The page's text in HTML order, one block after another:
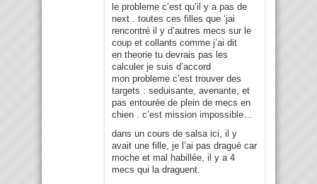
le probleme c’est qu’il y a pas de
next . toutes ces filles que ‘jai
rencontré il y d’autres mecs sur le
coup et collants comme j’ai dit
en theorie tu devrais pas les
calculer je suis d’accord
mon probleme c’est trouver des
targets : seduisante, avenante, et
pas entourée de plein de mecs en
chien . c’est mission impossible…
dans un cours de salsa ici, il y
avait une fille, je l’ai pas dragué car
moche et mal habillée, il y a 4
mecs qui la draguent.